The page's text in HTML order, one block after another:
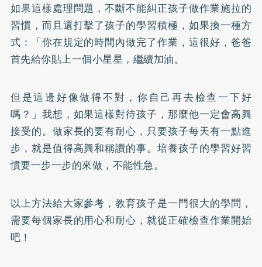
如果這樣處理問題，不斷不能糾正孩子做作業施拉的
習慣，而且還打擊了孩子的學習積極，如果換一種方
式：「你在規定的時間內做完了作業，這很好，爸爸
首先給你貼上一個小星星，繼續加油。
但是這邊好像做得不對，你自己再去檢查一下好
嗎？」我想，如果這樣對待孩子，那麼他一定會高興
接受的。做家長的要有耐心，只要孩子每天有一點進
步，就是值得高興和稱讚的事。培養孩子的學習好習
慣要一步一步的來做，不能性急。
以上方法給大家參考，教育孩子是一門很大的學問，
需要每個家長的用心和耐心，就從正確檢查作業開始
吧！